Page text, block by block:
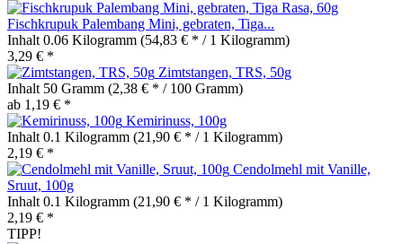
Fischkrupuk Palembang Mini, gebraten, Tiga...
Inhalt 0.06 Kilogramm (54,83 € * / 1 Kilogramm)
3,29 € *
Zimtstangen, TRS, 50g
Inhalt 50 Gramm (2,38 € * / 100 Gramm)
ab 1,19 € *
Kemirinuss, 100g
Inhalt 0.1 Kilogramm (21,90 € * / 1 Kilogramm)
2,19 € *
Cendolmehl mit Vanille,
Sruut, 100g
Inhalt 0.1 Kilogramm (21,90 € * / 1 Kilogramm)
2,19 € *
TIPP!